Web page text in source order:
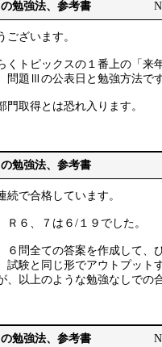
勉強法、参考書
ございます。
くトピックスの１番上の「来
問題Ⅲの公表日と勉強方法で
門取得とは恐れ入ります。
勉強法、参考書
続で合格しています。
６、７は６/１９でした。
６問全ての答案を作成して、
試験と同じ形でアウトプット
、以上のような勉強なしでの
勉強法、参考書